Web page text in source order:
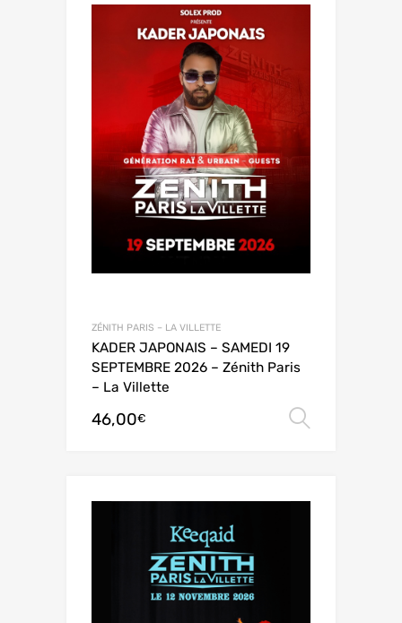
ZÉNITH PARIS – LA VILLETTE
KADER JAPONAIS – SAMEDI 19
SEPTEMBRE 2026 – Zénith Paris
– La Villette
46,00€